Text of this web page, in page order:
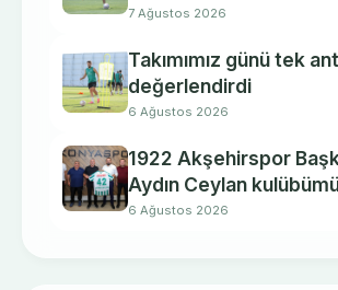
7 Ağustos 2026
Takımımız günü tek
değerlendirdi
6 Ağustos 2026
1922 Akşehirspor
Aydın Ceylan
ziyaret etti.
6 Ağustos 2026